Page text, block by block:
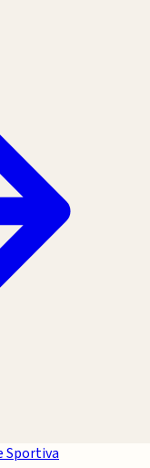
Sportiva